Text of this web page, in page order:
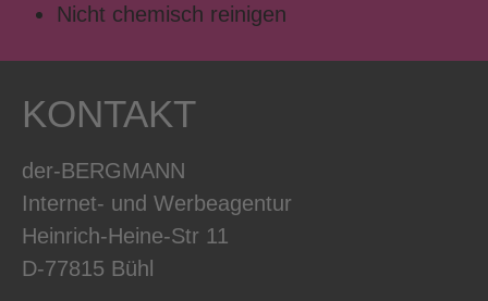
Nicht chemisch reinigen
KONTAKT
der-BERGMANN
Internet- und Werbeagentur
Heinrich-Heine-Str 11
D-77815 Bühl